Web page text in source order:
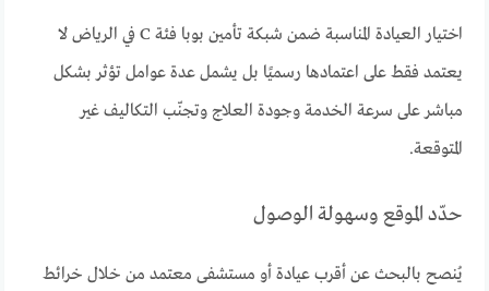
اختيار العيادة المناسبة ضمن شبكة تأمين بوبا فئة C في الرياض لا
يعتمد فقط على اعتمادها رسميًا بل يشمل عدة عوامل تؤثر بشكل
مباشر على سرعة الخدمة وجودة العلاج وتجنّب التكاليف غير
المتوقعة.
حدّد الموقع وسهولة الوصول
يُنصح بالبحث عن أقرب عيادة أو مستشفى معتمد من خلال خرائط